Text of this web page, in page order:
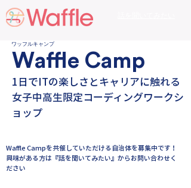
ワッフルキャンプ
Waffle Camp
1日でITの楽しさとキャリアに触れる
女子中高生限定コーディングワークシ
ョップ​
Waffle Campを共催していただける自治体を募集中です！
興味がある方は『話を聞いてみたい』からお問い合わせく
ださい